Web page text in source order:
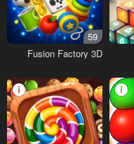
59
Fusion Factory 3D